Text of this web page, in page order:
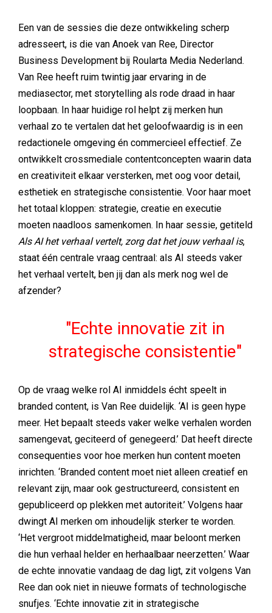
Een van de sessies die deze ontwikkeling scherp
adresseert, is die van Anoek van Ree, Director
Business Development bij Roularta Media Nederland.
Van Ree heeft ruim twintig jaar ervaring in de
mediasector, met storytelling als rode draad in haar
loopbaan. In haar huidige rol helpt zij merken hun
verhaal zo te vertalen dat het geloofwaardig is in een
redactionele omgeving én commercieel effectief. Ze
ontwikkelt crossmediale contentconcepten waarin data
en creativiteit elkaar versterken, met oog voor detail,
esthetiek en strategische consistentie. Voor haar moet
het totaal kloppen: strategie, creatie en executie
moeten naadloos samenkomen. In haar sessie, getiteld
Als AI het verhaal vertelt, zorg dat het jouw verhaal is,
staat één centrale vraag centraal: als AI steeds vaker
het verhaal vertelt, ben jij dan als merk nog wel de
afzender?
Echte innovatie zit in
strategische consistentie
Op de vraag welke rol AI inmiddels écht speelt in
branded content, is Van Ree duidelijk. ‘AI is geen hype
meer. Het bepaalt steeds vaker welke verhalen worden
samengevat, geciteerd of genegeerd.’ Dat heeft directe
consequenties voor hoe merken hun content moeten
inrichten. ‘Branded content moet niet alleen creatief en
relevant zijn, maar ook gestructureerd, consistent en
gepubliceerd op plekken met autoriteit.’ Volgens haar
dwingt AI merken om inhoudelijk sterker te worden.
‘Het vergroot middelmatigheid, maar beloont merken
die hun verhaal helder en herhaalbaar neerzetten.’ Waar
de echte innovatie vandaag de dag ligt, zit volgens Van
Ree dan ook niet in nieuwe formats of technologische
snufjes. ‘Echte innovatie zit in strategische